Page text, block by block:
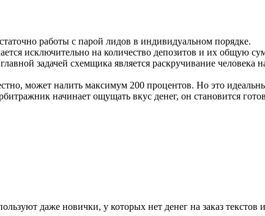
работы с парой лидов в индивидуальном порядке.
исключительно на количество депозитов и их общую
задачей схемщика является раскручивание человека
может налить максимум 200 процентов. Но это
начинает ощущать вкус денег, он становится
даже новички, у которых нет денег на заказ текстов